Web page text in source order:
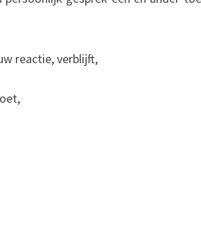
reactie, verblijft,